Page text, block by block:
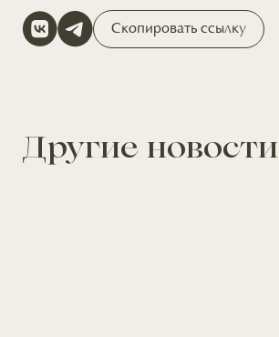
Скопировать ссылку
Другие новости